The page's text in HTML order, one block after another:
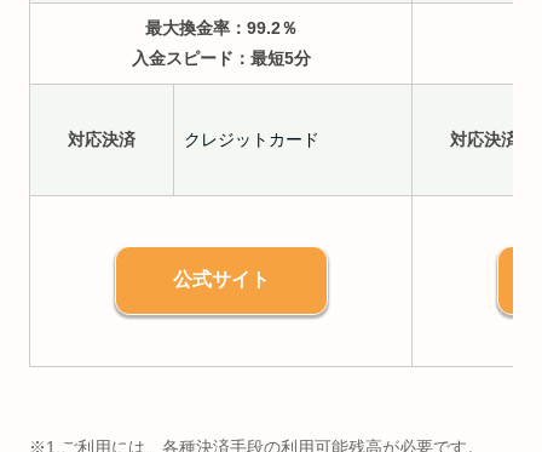
最大換金率：99.2％
入金スピード： 最短5分
対応決済 クレジットカード 対応決済
公式サイト
※1.ご利用には、各種決済手段の利用可能残高が必要です。